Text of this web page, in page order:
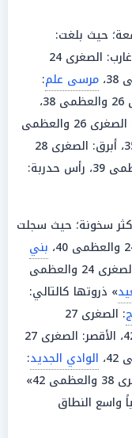
حيث بلغت:
: الصغرى 27 والعظمى 38، رأس غارب: الصغرى 24
مرسى علم:
الصغرى 27 والعظمى 38، شلاتين: الصغرى 26 والعظمى 38،
حلايب: الصغرى 24 والعظمى 33، أبو رماد: الصغرى 26 والعظمى
38، مرسى حميرة: الصغرى 25 والعظمى 35، أبرق: الصغرى 28
والعظمى 40، جبل علبة: الصغرى 26 والعظمى 39، رأس حدربة:
سخونة؛ حيث سجلت
بني
: الصغرى 24 والعظمى
» ذروتها كالتالي:
: الصغرى 27
والعظمى 42، قنا: الصغرى 28 والعظمى 42، الأقصر: الصغرى 27
الوادي الجديد:
الصغرى 28 والعظمى 42، أبو سمبل: الصغرى 38 والعظمى 42»
واسع النطاق